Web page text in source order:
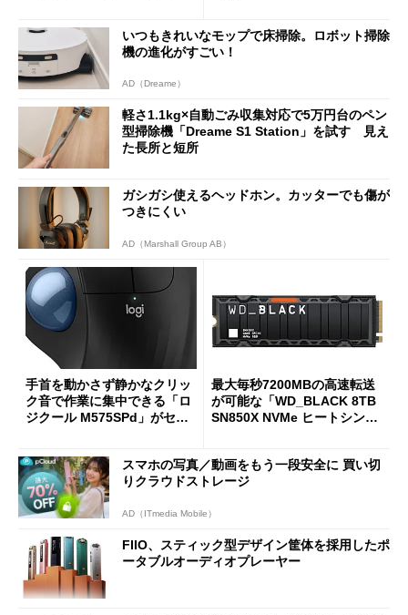
いつもきれいなモップで床掃除。ロボット掃除
機の進化がすごい！
AD（Dreame）
軽さ1.1kg×自動ごみ収集対応で5万円台のペン
型掃除機「Dreame S1 Station」を試す 見え
た長所と短所
ガシガシ使えるヘッドホン。カッターでも傷が
つきにくい
AD（Marshall Group AB）
手首を動かさず静かなクリッ
ク音で作業に集中できる「ロ
ジクール M575SPd」がセー
最大毎秒7200MBの高速転送
が可能な「WD_BLACK 8TB
SN850X NVMe ヒートシンク
スマホの写真／動画をもう一段安全に 買い切
りクラウドストレージ
AD（ITmedia Mobile）
FIIO、スティック型デザイン筐体を採用したポ
ータブルオーディオプレーヤー